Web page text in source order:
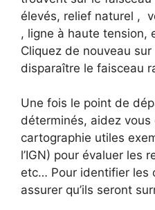
élevés, relief naturel ,
, ligne à haute tension,
Cliquez de nouveau
disparaître le faisceau
Une fois le point de
déterminés, aidez
cartographie utiles
l’IGN) pour évaluer les
etc… Pour identifier les
assurer qu’ils seront